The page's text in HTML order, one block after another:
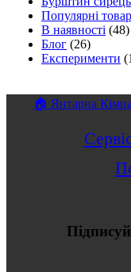
Популярні
В наявності (48)
Блог (26)
Експерименти
🏠 Янтарна